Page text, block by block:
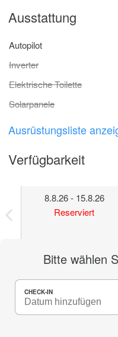
Ausstattung
Autopilot
Inverter
Elektrische Toilette
Solarpanele
Ausrüstungsliste
Verfügbarkeit
8.8.26 - 15.8.26
Reserviert
Bitte wählen
CHECK-IN